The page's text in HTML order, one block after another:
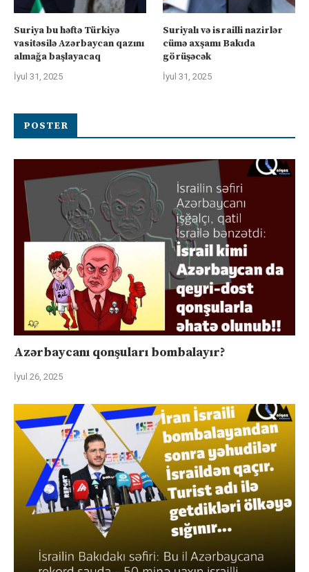
Suriya bu həftə Türkiyə
vasitəsilə Azərbaycan qazını
almağa başlayacaq
İyul 31, 2025
Suriyalı və israilli nazirlər
cümə axşamı Bakıda
görüşəcək
İyul 31, 2025
POSTER
Azərbaycanı qonşuları bombalayır?
İyul 26, 2025